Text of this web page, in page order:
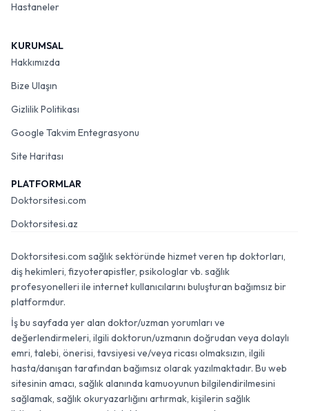
Hastaneler
KURUMSAL
Hakkımızda
Bize Ulaşın
Gizlilik Politikası
Google Takvim Entegrasyonu
Site Haritası
PLATFORMLAR
Doktorsitesi.com
Doktorsitesi.az
Doktorsitesi.com sağlık sektöründe hizmet veren tıp doktorları,
diş hekimleri, fizyoterapistler, psikologlar vb. sağlık
profesyonelleri ile internet kullanıcılarını buluşturan bağımsız bir
platformdur.
İş bu sayfada yer alan doktor/uzman yorumları ve
değerlendirmeleri, ilgili doktorun/uzmanın doğrudan veya dolaylı
emri, talebi, önerisi, tavsiyesi ve/veya ricası olmaksızın, ilgili
hasta/danışan tarafından bağımsız olarak yazılmaktadır. Bu web
sitesinin amacı, sağlık alanında kamuoyunun bilgilendirilmesini
sağlamak, sağlık okuryazarlığını artırmak, kişilerin sağlık